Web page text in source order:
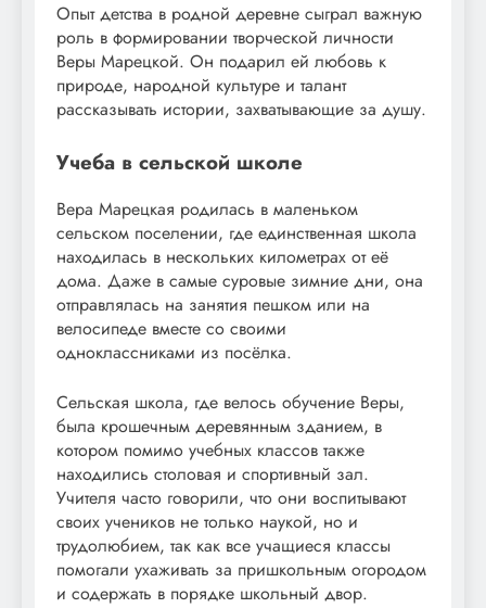
Опыт детства в родной деревне сыграл важную
роль в формировании творческой личности
Веры Марецкой. Он подарил ей любовь к
природе, народной культуре и талант
рассказывать истории, захватывающие за душу.
Учеба в сельской школе
Вера Марецкая родилась в маленьком
сельском поселении, где единственная школа
находилась в нескольких километрах от её
дома. Даже в самые суровые зимние дни, она
отправлялась на занятия пешком или на
велосипеде вместе со своими
одноклассниками из посёлка.
Сельская школа, где велось обучение Веры,
была крошечным деревянным зданием, в
котором помимо учебных классов также
находились столовая и спортивный зал.
Учителя часто говорили, что они воспитывают
своих учеников не только наукой, но и
трудолюбием, так как все учащиеся классы
помогали ухаживать за пришкольным огородом
и содержать в порядке школьный двор.